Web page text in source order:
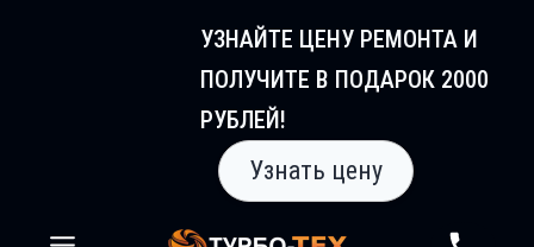
УЗНАЙТЕ ЦЕНУ РЕМОНТА И
ПОЛУЧИТЕ В ПОДАРОК 2000
РУБЛЕЙ!
Узнать цену